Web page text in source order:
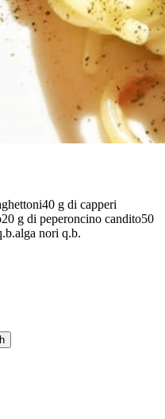
g di capperi
g di peperoncino candito50
nori q.b.